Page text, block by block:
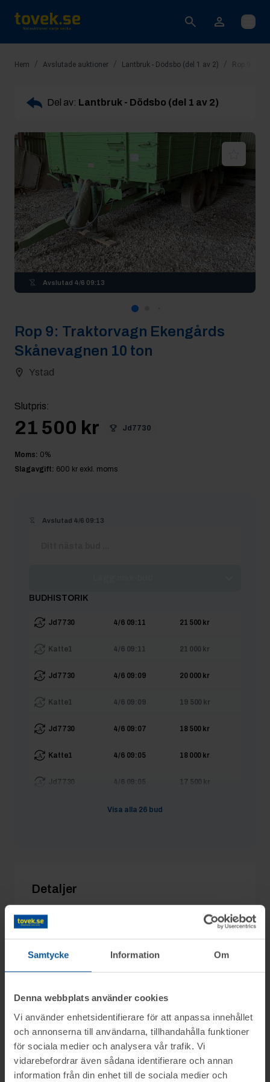
Samtycke Information Om
Denna webbplats använder cookies
Vi använder enhetsidentifierare för att anpassa innehållet
och annonserna till användarna, tillhandahålla funktioner
för sociala medier och analysera vår trafik. Vi
vidarebefordrar även sådana identifierare och annan
information från din enhet till de sociala medier och
Öppna
Hem / Avslutade auktioner / Lantbruk - Dödsbo (del 1 av 2) / Rop 9:
Del av: Lantbruk - Dödsbo (del 1 av 2)
Avslutad 4/6 09:13
Rop 9: Traktorvagn Ekengårds
Skånevagnen 10 ton
Ystad
Slutpris:
21 500 kr Jd7730
Moms: 0%
Slagavgift: 600 kr exkl. moms
Avslutad 4/6 09:13
BUDHISTORIK
Jd7730 4/6 09:11 21 500 kr
Katte1 4/6 09:11 21 000 kr
Jd7730 4/6 09:09 20 000 kr
Katte1 4/6 09:09 19 500 kr
Jd7730 4/6 09:07 18 500 kr
Katte1 4/6 09:05 18 000 kr
Jd7730 4/6 09:05 17 500 kr
4/6 09:05
Visa alla 26 bud
Detaljer
Utgångspris:
Slagavgift:
exkl. moms
Information
På uppdrag av ett dödsbo säljs maskiner
och objekt genom nätauktion på
Frågor